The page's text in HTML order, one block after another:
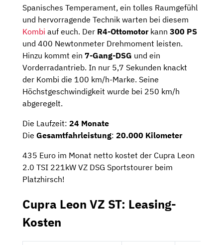
Spanisches Temperament, ein tolles Raumgefühl
und hervorragende Technik warten bei diesem
Kombi auf euch. Der R4-Ottomotor kann 300 PS
und 400 Newtonmeter Drehmoment leisten.
Hinzu kommt ein 7-Gang-DSG und ein
Vorderradantrieb. In nur 5,7 Sekunden knackt
der Kombi die 100 km/h-Marke. Seine
Höchstgeschwindigkeit wurde bei 250 km/h
abgeregelt.
Die Laufzeit: 24 Monate
Die Gesamtfahrleistung: 20.000 Kilometer
435 Euro im Monat netto kostet der Cupra Leon
2.0 TSI 221kW VZ DSG Sportstourer beim
Platzhirsch!
Cupra Leon VZ ST: Leasing-
Kosten